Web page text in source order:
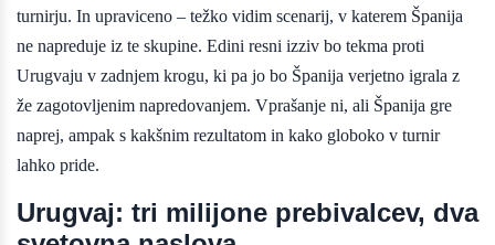
turnirju. In upraviceno – težko vidim scenarij, v katerem Španija
ne napreduje iz te skupine. Edini resni izziv bo tekma proti
Urugvaju v zadnjem krogu, ki pa jo bo Španija verjetno igrala z
že zagotovljenim napredovanjem. Vprašanje ni, ali Španija gre
naprej, ampak s kakšnim rezultatom in kako globoko v turnir
lahko pride.
Urugvaj: tri milijone prebivalcev, dva